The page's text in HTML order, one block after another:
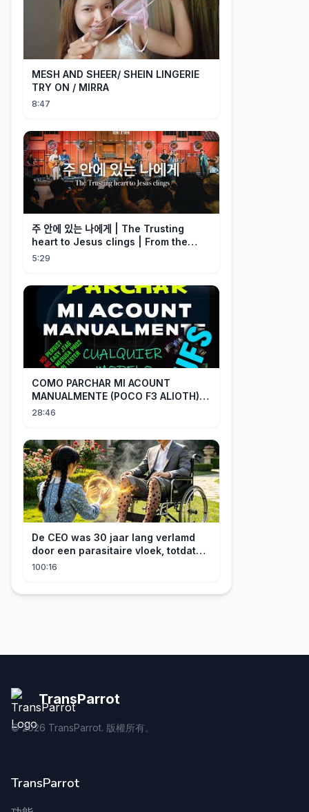
MESH AND SHEER/ SHEIN LINGERIE
TRY ON / MIRRA
8:47
주 안에 있는 나에게 | The Trusting
heart to Jesus clings | From the
Past | Hymn Worship LIVE
5:29
COMO PARCHAR MI ACOUNT
MANUALMENTE (POCO F3 ALIOTH)
SIN REMPLAZAR PERSIST CHIP OFF
28:46
De CEO was 30 jaar lang verlamd
door een parasitaire vloek, totdat
een boerenmeisje hem uiteindelijk
100:16
TransParrot
©2026 TransParrot. 版權所有。
TransParrot